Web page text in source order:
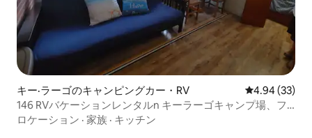
キー·ラーゴのキャンピングカー・RV レビュー33
4.94 (33)
146 RVバケーションレンタルn キーラーゴキャンプ場、フ
ロリダ
ロケーション · 家族 · キッチン